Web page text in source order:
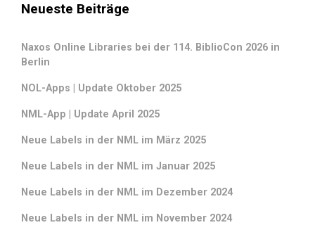
Neueste Beiträge
Naxos Online Libraries bei der 114. BiblioCon 2026 in
Berlin
NOL-Apps | Update Oktober 2025
NML-App | Update April 2025
Neue Labels in der NML im März 2025
Neue Labels in der NML im Januar 2025
Neue Labels in der NML im Dezember 2024
Neue Labels in der NML im November 2024